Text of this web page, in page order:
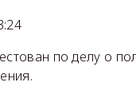
по делу о